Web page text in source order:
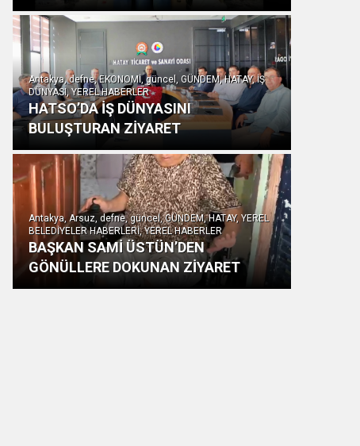
Antakya, defne, EKONOMİ, güncel, GÜNDEM, HATAY, İŞ
DÜNYASI, YEREL HABERLER
HATSO’DA İŞ DÜNYASINI
BULUŞTURAN ZİYARET
Antakya, Arsuz, defne, güncel, GÜNDEM, HATAY, YEREL
BELEDİYELER HABERLERİ, YEREL HABERLER
BAŞKAN SAMİ ÜSTÜN’DEN
GÖNÜLLERE DOKUNAN ZİYARET